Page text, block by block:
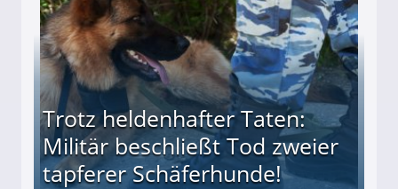
Trotz heldenhafter Taten:
Militär beschließt Tod zweier
tapferer Schäferhunde!